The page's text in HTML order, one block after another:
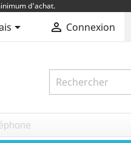
d'achat.
  Connexion